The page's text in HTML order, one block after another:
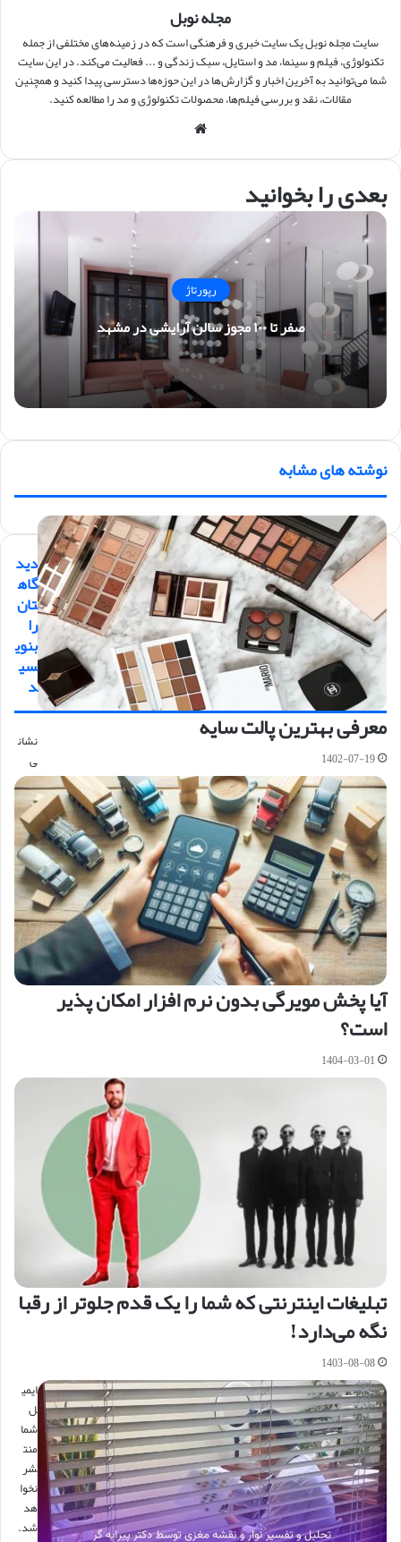
مجله نوبل
سایت مجله نوبل یک سایت خبری و فرهنگی است که در زمینه‌های مختلفی از جمله
تکنولوژی، فیلم و سینما، مد و استایل، سبک زندگی و ... فعالیت می‌کند. در این سایت
شما می‌توانید به آخرین اخبار و گزارش‌ها در این حوزه‌ها دسترسی پیدا کنید و همچنین
مقالات، نقد و بررسی فیلم‌ها، محصولات تکنولوژی و مد را مطالعه کنید.
بعدی را بخوانید
رپورتاژ
صفر تا ۱۰۰ مجوز سالن آرایشی در مشهد
نوشته های مشابه
معرفی بهترین پالت سایه
1402-07-19
آیا پخش مویرگی بدون نرم افزار امکان پذیر
است؟
1404-03-01
تبلیغات اینترنتی که شما را یک قدم جلوتر از رقبا
نگه می‌دارد!
1403-08-08
دید
گاه
تان
را
بنوی
سی
د
نشان
ی
ایمی
ل
شما
منت
شر
نخوا
هد
شد.